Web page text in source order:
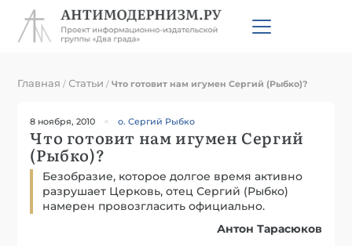
Главная /Статьи /Что готовит нам игумен Сергий (Рыбко)?
8 ноября, 2010 о. Сергий Рыбко
Что готовит нам игумен Сергий
(Рыбко)?
Безобразие, которое долгое время активно
разрушает Церковь, отец Сергий (Рыбко)
намерен провозгласить официально.
Антон Тарасюков